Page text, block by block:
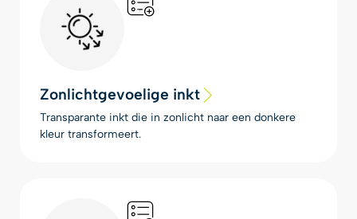
Zonlichtgevoelige inkt
Transparante inkt die in zonlicht naar een donkere
kleur transformeert.